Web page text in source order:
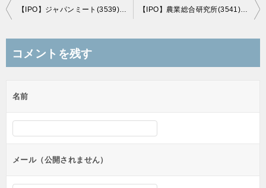
投
ビ
ー
シ
ョ
ン
【IPO】ジャパンミート(3539)、上場直前初値予想(4/21上場) 【IPO】農業総合研究所(3541)、上場直前初値予想(6/16上場)
コメントを残す
名前
メール（公開されません）